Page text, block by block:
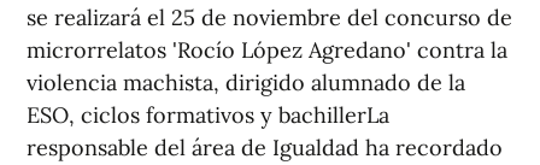
se realizará el 25 de noviembre del concurso de
microrrelatos 'Rocío López Agredano' contra la
violencia machista, dirigido alumnado de la
ESO, ciclos formativos y bachillerLa
responsable del área de Igualdad ha recordado